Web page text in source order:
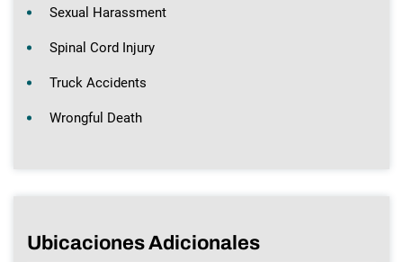
Sexual Harassment
Spinal Cord Injury
Truck Accidents
Wrongful Death
Ubicaciones Adicionales